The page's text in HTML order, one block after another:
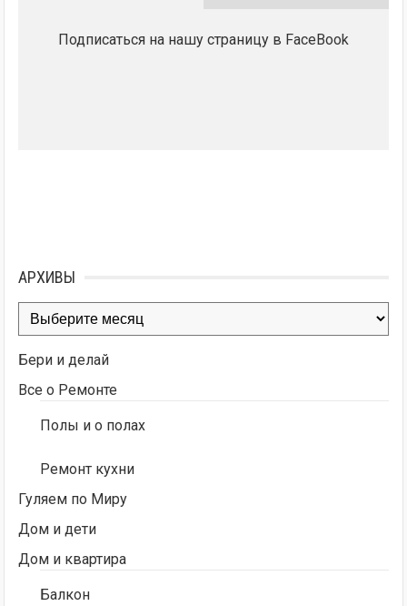
Подписаться на нашу страницу в FaceBook
АРХИВЫ
Архивы
Бери и делай
Все о Ремонте
Полы и о полах
Ремонт кухни
Гуляем по Миру
Дом и дети
Дом и квартира
Балкон